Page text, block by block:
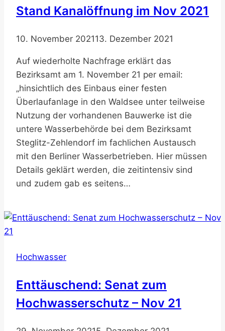
Stand Kanalöffnung im Nov 2021
10. November 202113. Dezember 2021
Auf wiederholte Nachfrage erklärt das
Bezirksamt am 1. November 21 per email:
„hinsichtlich des Einbaus einer festen
Überlaufanlage in den Waldsee unter teilweise
Nutzung der vorhandenen Bauwerke ist die
untere Wasserbehörde bei dem Bezirksamt
Steglitz-Zehlendorf im fachlichen Austausch
mit den Berliner Wasserbetrieben. Hier müssen
Details geklärt werden, die zeitintensiv sind
und zudem gab es seitens…
Hochwasser
Enttäuschend: Senat zum
Hochwasserschutz – Nov 21